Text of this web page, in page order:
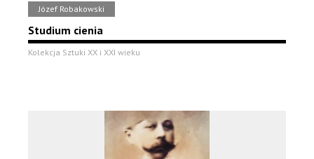
Józef Robakowski
Studium cienia
Kolekcja Sztuki XX i XXI wieku